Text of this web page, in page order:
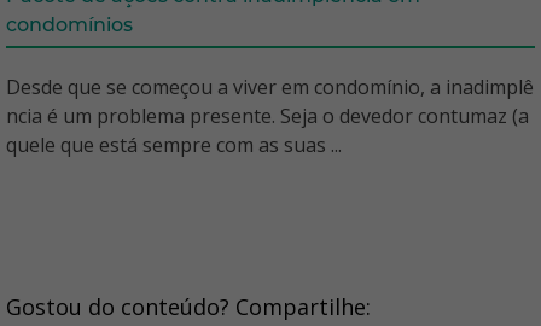
condomínios
Desde que se começou a viver em condomínio, a inadimplê
ncia é um problema presente. Seja o devedor contumaz (a
quele que está sempre com as suas ...
Gostou do conteúdo? Compartilhe: